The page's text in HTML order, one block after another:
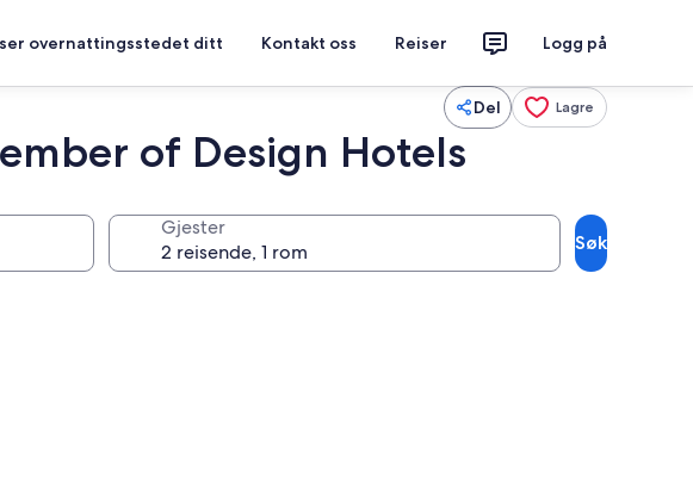
overnattingsstedet ditt Kontakt oss Reiser Logg på
Del Lagre
of Design Hotels
Gjester
Søk